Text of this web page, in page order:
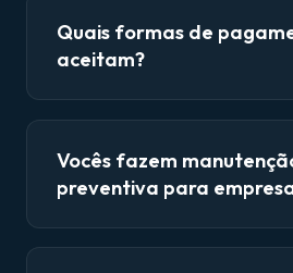
Quais formas de
aceitam?
Vocês fazem
preventiva para